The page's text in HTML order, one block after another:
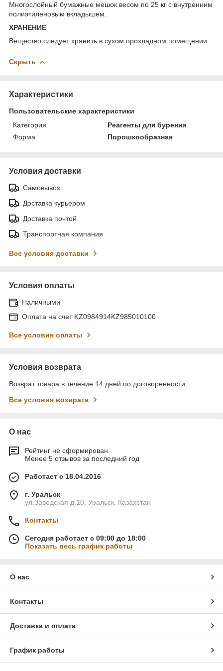
Многослойный бумажные мешок весом по 25 кг с внутренним
полиэтиленовым вкладышем.
ХРАНЕНИЕ
Вещество следует хранить в сухом прохладном помещении.
Скрыть
Характеристики
Пользовательские характеристики
Категория
Реагенты для бурения
Форма
Порошкообразная
Условия доставки
Самовывоз
Доставка курьером
Доставка почтой
Транспортная компания
Все условия доставки
Условия оплаты
Наличными
Оплата на счет KZ0984914KZ985010100
Все условия оплаты
Условия возврата
Возврат товара в течение 14 дней по договоренности
Все условия возврата
О нас
Рейтинг не сформирован
Менее 5 отзывов за последний год
Работает с 18.04.2016
г. Уральск
ул.Заводская д.10, Уральск, Казахстан
Контакты
Сегодня работает с 09:00 до 18:00
Показать весь график работы
О нас
Контакты
Доставка и оплата
График работы